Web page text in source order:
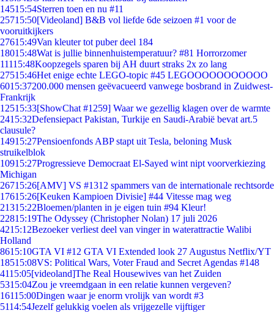
14515:54Sterren toen en nu #11
25715:50[Videoland] B&B vol liefde 6de seizoen #1 voor de
vooruitkijkers
27615:49Van kleuter tot puber deel 184
18015:48Wat is jullie binnenhuistemperatuur? #81 Horrorzomer
11115:48Koopzegels sparen bij AH duurt straks 2x zo lang
27515:46Het enige echte LEGO-topic #45 LEGOOOOOOOOOOO
6015:37200.000 mensen geëvacueerd vanwege bosbrand in Zuidwest-
Frankrijk
12515:33[ShowChat #1259] Waar we gezellig klagen over de warmte
2415:32Defensiepact Pakistan, Turkije en Saudi-Arabië bevat art.5
clausule?
14915:27Pensioenfonds ABP stapt uit Tesla, beloning Musk
struikelblok
10915:27Progressieve Democraat El-Sayed wint nipt voorverkiezing
Michigan
26715:26[AMV] VS #1312 spammers van de internationale rechtsorde
17615:26[Keuken Kampioen Divisie] #44 Vitesse mag weg
21315:22Bloemen/planten in je eigen tuin #94 Kleur!
22815:19The Odyssey (Christopher Nolan) 17 juli 2026
4215:12Bezoeker verliest deel van vinger in waterattractie Walibi
Holland
8615:10GTA VI #12 GTA VI Extended look 27 Augustus Netflix/YT
18515:08VS: Political Wars, Voter Fraud and Secret Agendas #148
4115:05[videoland]The Real Housewives van het Zuiden
5315:04Zou je vreemdgaan in een relatie kunnen vergeven?
16115:00Dingen waar je enorm vrolijk van wordt #3
5114:54Jezelf gelukkig voelen als vrijgezelle vijftiger